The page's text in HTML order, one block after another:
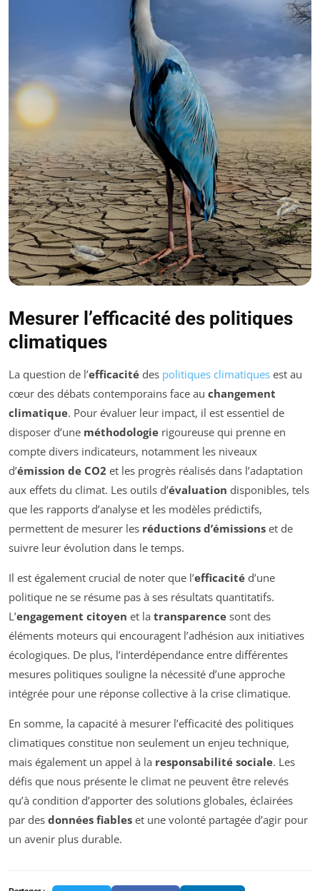
Mesurer l’efficacité des politiques
climatiques
La question de l’efficacité des politiques climatiques est au
cœur des débats contemporains face au changement
climatique. Pour évaluer leur impact, il est essentiel de
disposer d’une méthodologie rigoureuse qui prenne en
compte divers indicateurs, notamment les niveaux
d’émission de CO2 et les progrès réalisés dans l’adaptation
aux effets du climat. Les outils d’évaluation disponibles, tels
que les rapports d’analyse et les modèles prédictifs,
permettent de mesurer les réductions d’émissions et de
suivre leur évolution dans le temps.
Il est également crucial de noter que l’efficacité d’une
politique ne se résume pas à ses résultats quantitatifs.
L’engagement citoyen et la transparence sont des
éléments moteurs qui encouragent l’adhésion aux initiatives
écologiques. De plus, l’interdépendance entre différentes
mesures politiques souligne la nécessité d’une approche
intégrée pour une réponse collective à la crise climatique.
En somme, la capacité à mesurer l’efficacité des politiques
climatiques constitue non seulement un enjeu technique,
mais également un appel à la responsabilité sociale. Les
défis que nous présente le climat ne peuvent être relevés
qu’à condition d’apporter des solutions globales, éclairées
par des données fiables et une volonté partagée d’agir pour
un avenir plus durable.